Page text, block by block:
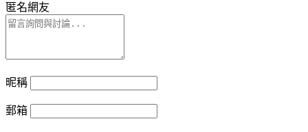
匿名網友
昵稱
郵箱